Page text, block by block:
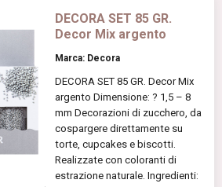
DECORA SET 85 GR.
Decor Mix argento
Marca: Decora
DECORA SET 85 GR. Decor Mix
argento Dimensione: ? 1,5 – 8
mm Decorazioni di zucchero, da
cospargere direttamente su
torte, cupcakes e biscotti.
Realizzate con coloranti di
estrazione naturale. Ingredienti: